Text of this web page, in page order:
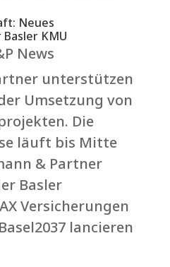
Neues
KMU
News
unterstützen
Umsetzung von
Die
läuft bis Mitte
& Partner
Basler
Versicherungen
lancieren